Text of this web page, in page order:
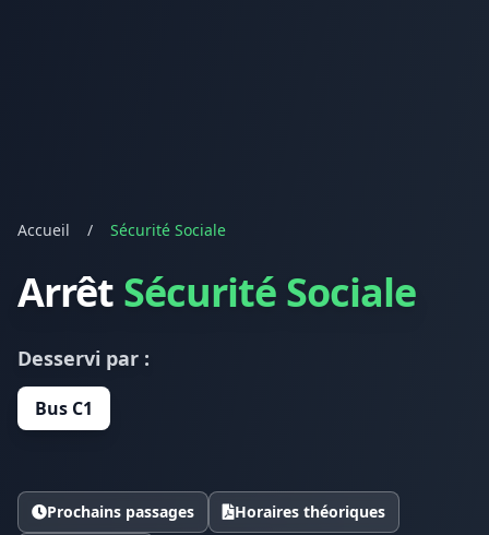
Accueil / Sécurité Sociale
Arrêt Sécurité Sociale
Desservi par :
Bus C1
Prochains passages
Horaires théoriques